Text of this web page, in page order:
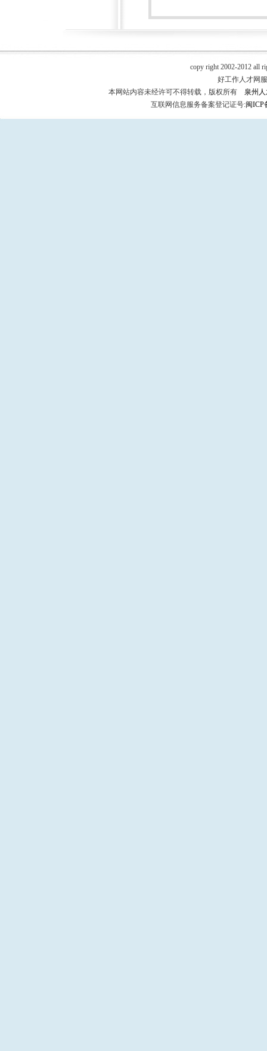
copy right 2002-2012 all
好工作人才网
本网站内容未经许可不得转载，版权所有
泉州
互联网信息服务备案登记证号:闽ICP